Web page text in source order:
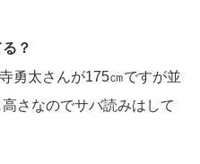
？
勇太さんが175㎝ですが並
さなのでサバ読みはして